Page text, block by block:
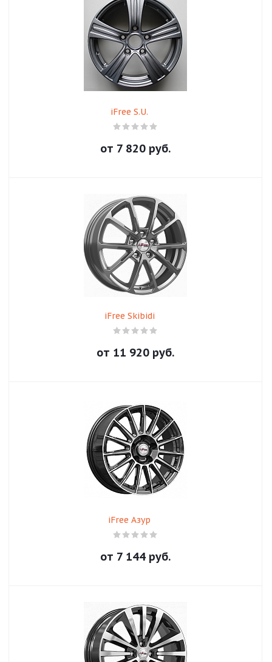
iFree S.U.
от 7 820 руб.
iFree Skibidi
от 11 920 руб.
iFree Азур
от 7 144 руб.